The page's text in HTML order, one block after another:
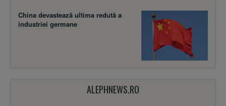
China devastează ultima redută a
industriei germane
ALEPHNEWS.RO